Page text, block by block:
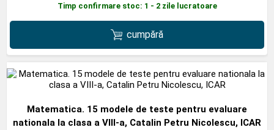
Timp confirmare stoc: 1 - 2 zile lucratoare
cumpără
Matematica. 15 modele de teste pentru evaluare
nationala la clasa a VIII-a, Catalin Petru Nicolescu, ICAR